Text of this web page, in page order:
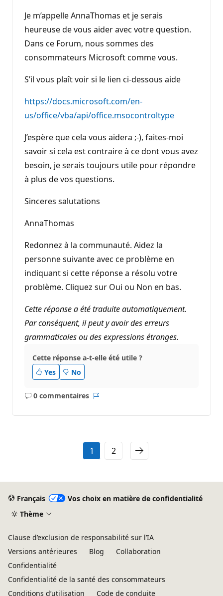
Je m’appelle AnnaThomas et je serais
heureuse de vous aider avec votre question.
Dans ce Forum, nous sommes des
consommateurs Microsoft comme vous.
S’il vous plaît voir si le lien ci-dessous aide
https://docs.microsoft.com/en-
us/office/vba/api/office.msocontroltype
J’espère que cela vous aidera ;-), faites-moi
savoir si cela est contraire à ce dont vous avez
besoin, je serais toujours utile pour répondre
à plus de vos questions.
Sinceres salutations
AnnaThomas
Redonnez à la communauté. Aidez la
personne suivante avec ce problème en
indiquant si cette réponse a résolu votre
problème. Cliquez sur Oui ou Non en bas.
Cette réponse a été traduite automatiquement.
Par conséquent, il peut y avoir des erreurs
grammaticales ou des expressions étranges.
Cette réponse a-t-elle été utile ?
Yes
No
0 commentaires
Aucun
Rapport
1 2
Français
Vos choix en matière de confidentialité
Thème
Clause d’exclusion de responsabilité sur l’IA
Versions antérieures
Blog
Collaboration
Confidentialité
Confidentialité de la santé des consommateurs
Conditions d’utilisation
Code de conduite